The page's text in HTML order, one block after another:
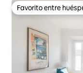
Favorito entre
Favorito entre